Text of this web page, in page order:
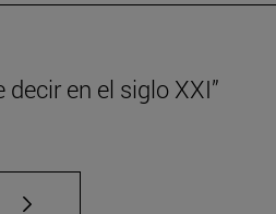
en el siglo XXI”
TAB para desplazarse.